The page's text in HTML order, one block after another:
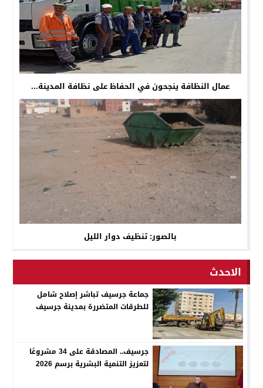
عمال النظافة ينجحون في الحفاظ على نظافة المدينة...
بالصور: تنظيف دوار الليل
الاحدث
جماعة جرسيف تباشر إصلاح شامل
للطرقات المتضررة بمدينة جرسيف
جرسيف.. المصادقة على 34 مشروعًا
لتعزيز التنمية البشرية برسم 2026